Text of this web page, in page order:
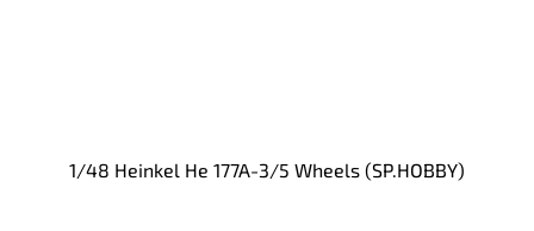
1/48 Heinkel He 177A-3/5 Wheels (SP.HOBBY)